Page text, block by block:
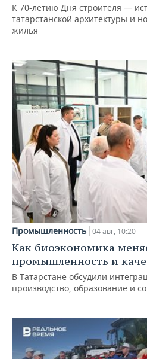
К 70-летию Дня строителя —
татарстанской архитектуры и
жилья
Промышленность 04 авг, 10:20
Как биоэкономика
промышленность и
В Татарстане обсудили
производство, образование и